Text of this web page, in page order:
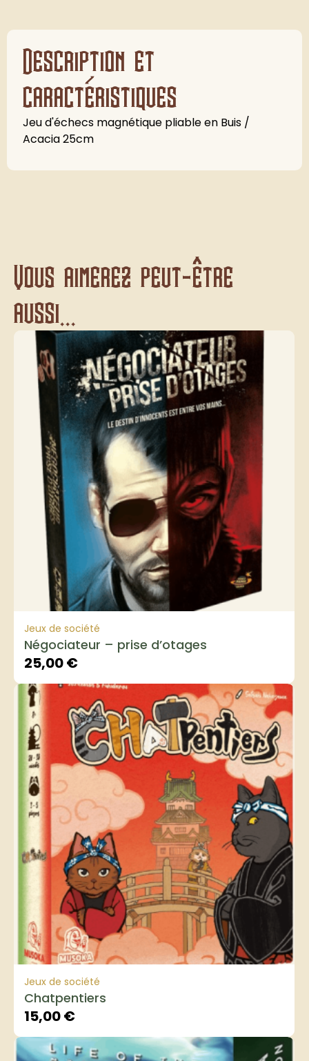
Description et
caractéristiques
Jeu d'échecs magnétique pliable en Buis /
Acacia 25cm
Vous aimerez peut-être
aussi...
Jeux de société
Négociateur – prise d’otages
25,00€
Jeux de société
Chatpentiers
15,00€